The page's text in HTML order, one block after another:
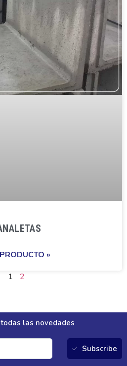
»
1
2
las novedades
Subscribe